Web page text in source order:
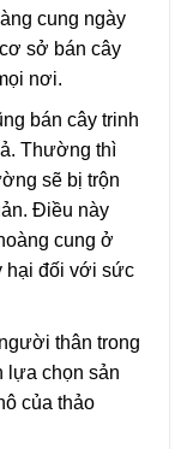
cung ngày
sở bán cây
nơi.
bán cây trinh
Thường thì
sẽ bị trộn
Điều này
cung ở
hại đối với sức
thân trong
lựa chọn sản
của thảo